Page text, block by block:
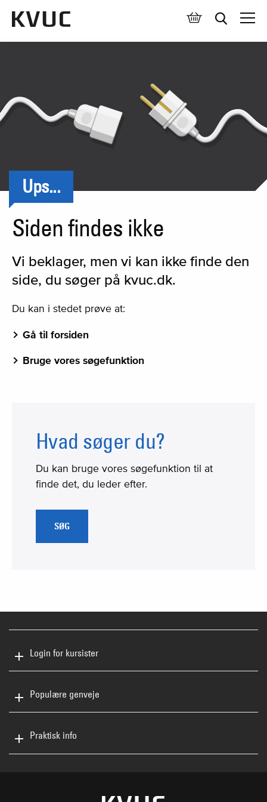
Ups...
Siden findes ikke
Vi beklager, men vi kan ikke finde den
side, du søger på kvuc.dk.
Du kan i stedet prøve at:
Gå til forsiden
Bruge vores søgefunktion
Hvad søger du?
Du kan bruge vores søgefunktion til at
finde det, du leder efter.
SØG
Login for kursister
Populære genveje
Praktisk info